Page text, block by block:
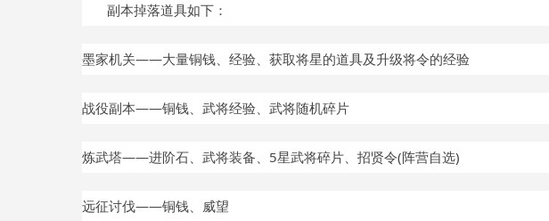
副本掉落道具如下：
墨家机关——大量铜钱、经验、获取将星的道具及升级将令的经验
战役副本——铜钱、武将经验、武将随机碎片
炼武塔——进阶石、武将装备、5星武将碎片、招贤令(阵营自选)
远征讨伐——铜钱、威望